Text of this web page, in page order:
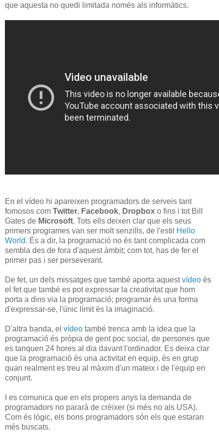
que aquesta no quedi limitada només als informàtics.
En el vídeo hi apareixen programadors de serveis tant
fomosos com Twitter, Facebook, Dropbox o fins i tot Bill
Gates de Microsoft. Tots ells deixen clar que els seus
primers programes van ser molt senzills, de l'estil
Hello
World. És a dir, la programació no és tant complicada com
sembla des de fora d'aquest àmbit; com tot, has de fer el
primer pas i ser perseverant.
De fet, un dels missatges que també aporta aquestvídeo és
el fet que també es pot expressar la creativitat que hom
porta a dins via la programació; programar és una forma
d'expressar-se, l'únic límit és la imaginació.
D'altra banda, el vídeo també trenca amb la idea que la
programació és pròpia de gent poc social, de persones que
es tanquen 24 hores al dia davant l'ordinador. Es deixa clar
que la programació és una activitat en equip, és en grup
quan realment es treu al màxim d'un mateix i de l'equip en
conjunt.
I es comunica que en els propers anys la demanda de
programadors no pararà de crèixer (si més no als USA).
Com és lògic, els bons programadors són els que estaran
més buscats.